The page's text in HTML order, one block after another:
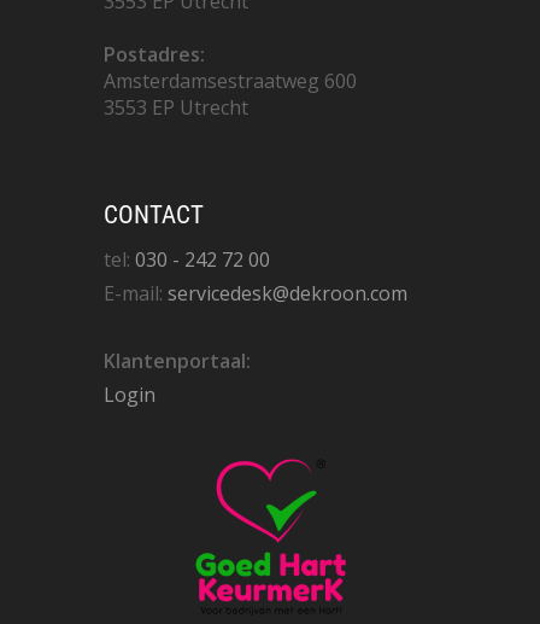
Postadres:
Amsterdamsestraatweg 600
3553 EP Utrecht
CONTACT
tel: 030 - 242 72 00
E-mail: servicedesk@dekroon.com
Klantenportaal:
Login